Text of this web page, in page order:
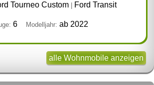
Tourneo Custom
Ford Transit
6 Modelljahr: ab 2022
alle Wohnmobile anzeigen